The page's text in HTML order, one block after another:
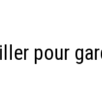
pour